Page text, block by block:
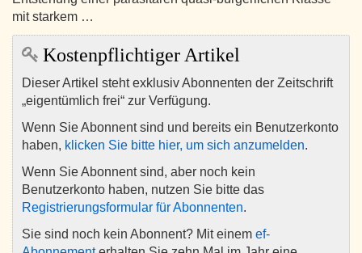
mit starkem …
Kostenpflichtiger Artikel
Dieser Artikel steht exklusiv Abonnenten der Zeitschrift
„eigentümlich frei“ zur Verfügung.
Wenn Sie Abonnent sind und bereits ein Benutzerkonto
haben, klicken Sie bitte hier, um sich anzumelden.
Wenn Sie Abonnent sind, aber noch kein
Benutzerkonto haben, nutzen Sie bitte das
Registrierungsformular für Abonnenten.
Sie sind noch kein Abonnent? Mit einem ef-